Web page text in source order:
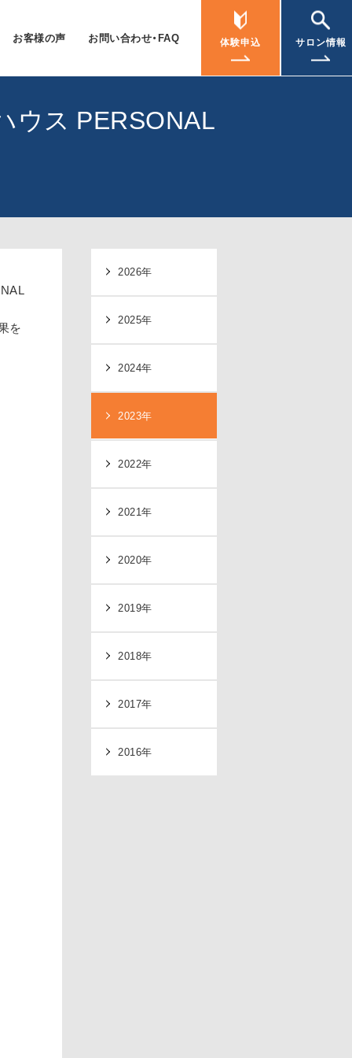
ウス PERSONAL
を
2026年
2025年
2024年
2023年
2022年
2021年
2020年
2019年
2018年
2017年
2016年
体験申込 サロン情報
お客様の声 お問い合わせ・FAQ